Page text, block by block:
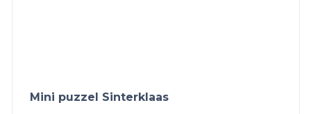
Mini puzzel Sinterklaas